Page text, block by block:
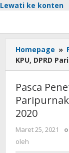
Lewati ke konten
Homepage »
KPU, DPRD
Pasca
2020
Maret 25, 2021
oleh